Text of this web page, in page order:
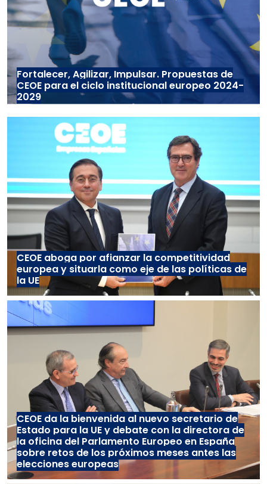
Fortalecer, Agilizar, Impulsar. Propuestas de
CEOE para el ciclo institucional europeo 2024-
2029
CEOE aboga por afianzar la competitividad
europea y situarla como eje de las políticas de
la UE
CEOE da la bienvenida al nuevo secretario de
Estado para la UE y debate con la directora de
la oficina del Parlamento Europeo en España
sobre retos de los próximos meses antes las
elecciones europeas